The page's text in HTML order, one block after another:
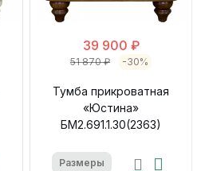
39 900 ₽
51 870 ₽ -30%
Тумба прикроватная
«Юстина»
БМ2.691.1.30(2363)
Размеры